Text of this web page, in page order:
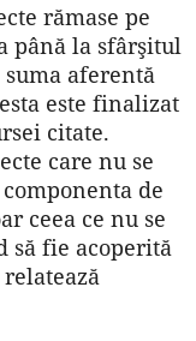
rămase pe
până la sfârşitul
aferentă
este finalizat
citate.
care nu se
de
ceea ce nu se
să fie acoperită